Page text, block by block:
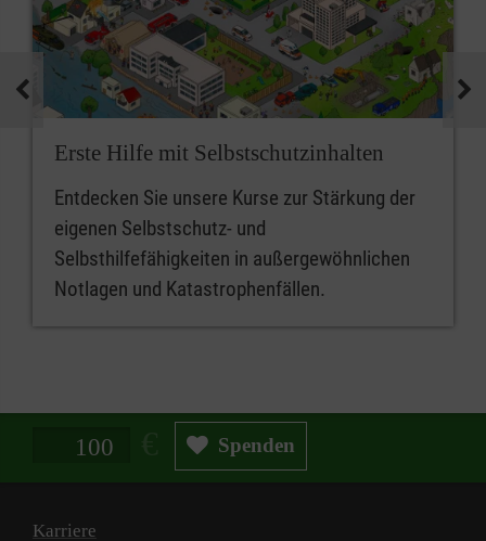
Erste Hilfe mit Selbstschutzinhalten
Entdecken Sie unsere Kurse zur Stärkung der
eigenen Selbstschutz- und
Selbsthilfefähigkeiten in außergewöhnlichen
Notlagen und Katastrophenfällen.
Spendenbetrag in Euro Spenden
Karriere